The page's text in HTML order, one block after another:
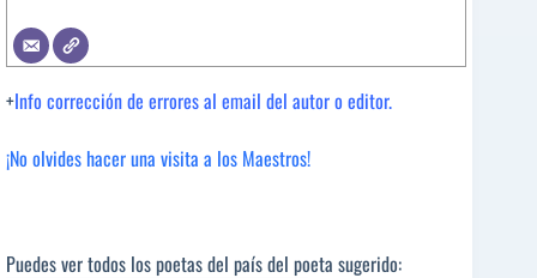
+Info corrección de errores al email del autor o editor.
¡No olvides hacer una visita a los Maestros!
Puedes ver todos los poetas del país del poeta sugerido: